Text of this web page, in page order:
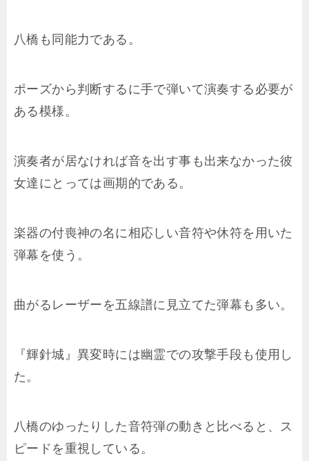
八橋も同能力である。
ポーズから判断するに手で弾いて演奏する必要が
ある模様。
演奏者が居なければ音を出す事も出来なかった彼
女達にとっては画期的である。
楽器の付喪神の名に相応しい音符や休符を用いた
弾幕を使う。
曲がるレーザーを五線譜に見立てた弾幕も多い。
『輝針城』異変時には幽霊での攻撃手段も使用し
た。
八橋のゆったりした音符弾の動きと比べると、ス
ピードを重視している。